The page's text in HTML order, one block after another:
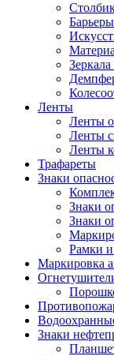
Ленты
Ленты
Ленты
Ленты
Трафареты
Знаки
Знаки
Знаки
Рамки
Маркировка
Знаки